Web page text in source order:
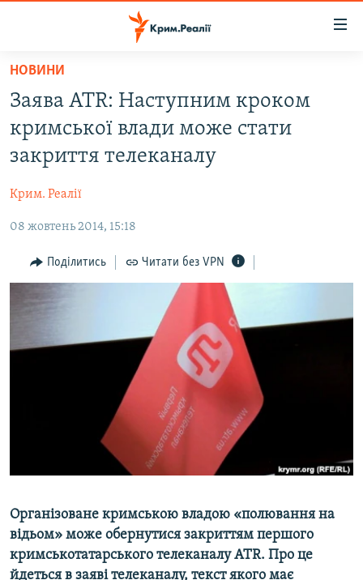
Перейти
основного
матеріалу
Перейти
до
основної
навігації
Перейти
пошуку
ВІДЕО ТА ФОТО
БЛОГИ
ПОГЛЯД
ІНТЕРВ'Ю
ДЕПОРТАЦІЯ
ВІДЕОУРОКИ «ELIFBE»
СВІДЧЕННЯ ОКУПАЦІЇ
УКРАЇНСЬКА ПРОБЛЕМА КРИМУ
ЯК ОБІЙТИ БЛОКУВАННЯ
Усі сайти RFE/RL
НОВИНИ
Заява АТR: Наступним кроком
кримської влади може стати
закриття телеканалу
Крим. Реалії
08 жовтень 2014, 15:18
Поділитись Читати без VPN
Організоване кримською владою «полювання на
відьом» може обернутися закриттям першого
кримськотатарського телеканалу АТR. Про це
йдеться в заяві телеканалу, текст якого має